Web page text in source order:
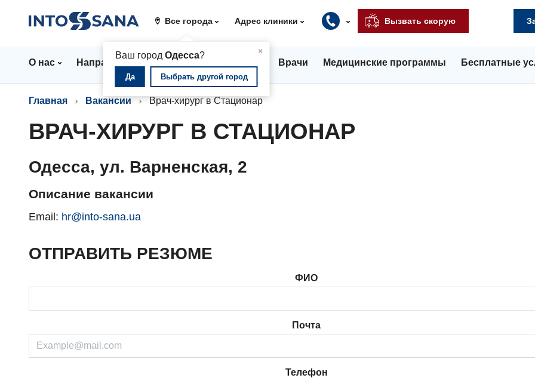
Все города
×
Ваш город Одесса?
Да Выбрать другой город
Адрес клиники Вызвать скорую
О нас Направления Стационар Врачи Медицинские программы Бесплатные
Главная Вакансии Врач-хирург в Стационар
ВРАЧ-ХИРУРГ В СТАЦИОНАР
Одесса, ул. Варненская, 2
Описание вакансии
Email: hr@into-sana.ua
ОТПРАВИТЬ РЕЗЮМЕ
ФИО
Почта
Телефон